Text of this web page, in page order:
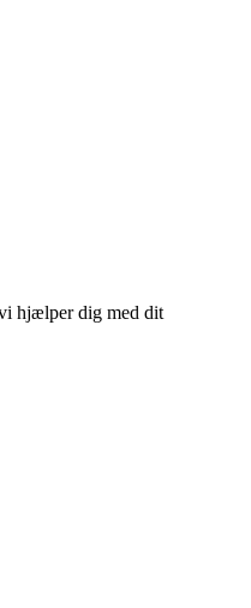
hjælper dig med dit